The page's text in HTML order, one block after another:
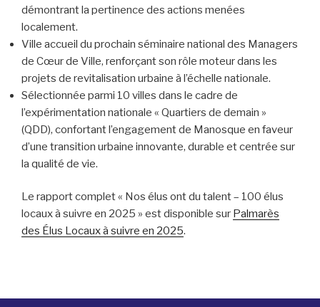
démontrant la pertinence des actions menées
localement.
Ville accueil du prochain séminaire national des Managers
de Cœur de Ville, renforçant son rôle moteur dans les
projets de revitalisation urbaine à l’échelle nationale.
Sélectionnée parmi 10 villes dans le cadre de
l’expérimentation nationale « Quartiers de demain »
(QDD), confortant l’engagement de Manosque en faveur
d’une transition urbaine innovante, durable et centrée sur
la qualité de vie.
Le rapport complet « Nos élus ont du talent – 100 élus
locaux à suivre en 2025 » est disponible sur Palmarès
des Élus Locaux à suivre en 2025.